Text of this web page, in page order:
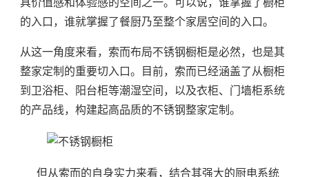
具价值感和体验感的空间之一。可以说，谁掌握了橱柜
的入口，谁就掌握了餐厨乃至整个家居空间的入口。
从这一角度来看，索而布局不锈钢橱柜是必然，也是其
整家定制的重要切入口。目前，索而已经涵盖了从橱柜
到卫浴柜、阳台柜等潮湿空间，以及衣柜、门墙柜系统
的产品线，构建起高品质的不锈钢整家定制。
但从索而的自身实力来看，结合其强大的厨电系统